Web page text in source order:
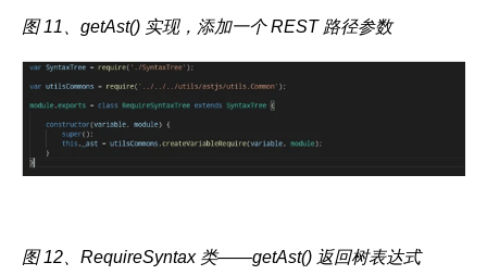
图 11、getAst() 实现，添加一个 REST 路径参数
图 12、RequireSyntax 类——getAst() 返回树表达式